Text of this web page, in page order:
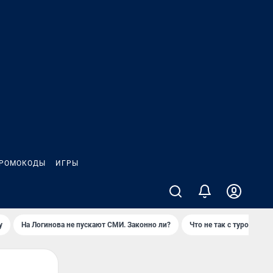
ИГРЫ
На Логинова не пускают СМИ. Законно ли? Что не так с туром на